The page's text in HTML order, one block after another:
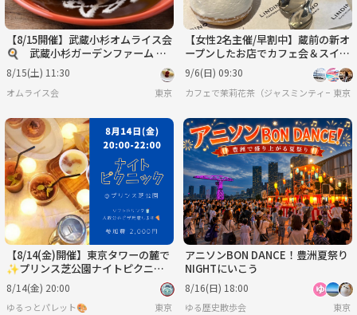
【8/15開催】武蔵小杉オムライス会
🍳 武蔵小杉ガーデンファーム 武
蔵小杉店様
8/15(土) 11:30
オムライス会 東京
【女性2名主催/早割中】蔵前の新オ
ープンしたお店でカフェ会＆スイー
ツ撮影会🐰🥐🍃📸💫をしよう！2
0代30代限定
9/6(日) 09:30
カフェで茉莉花茶（ジャスミンティー）
東京
【8/14(金)開催】東京タワーの麓で
✨プリンス芝公園ナイトピクニッ
ク！20～30代中心・夜景×芝生で
非日常体験🌙
8/14(金) 20:00
ゆるっとパレット🎨 東京
アニソンBON DANCE！豊洲夏祭り
NIGHTにいこう
8/16(日) 18:00
ゆる歴史散歩会 東京